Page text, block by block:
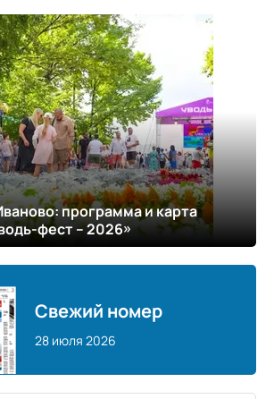
программа и карта
фест – 2026»
Свежий номер
28 июля 2026